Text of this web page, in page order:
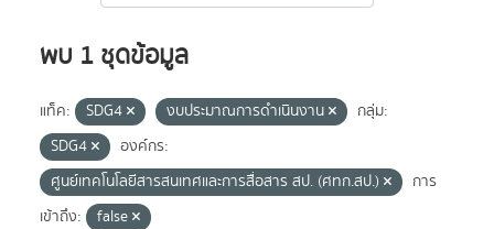
พบ 1 ชุดข้อมูล
แท็ค: SDG4 งบประมาณการดำเนินงาน
กลุ่ม:
SDG4
องค์กร:
ศูนย์เทคโนโลยีสารสนเทศและการสื่อสาร สป. (ศทก.สป.)
การ
เข้าถึง:
false